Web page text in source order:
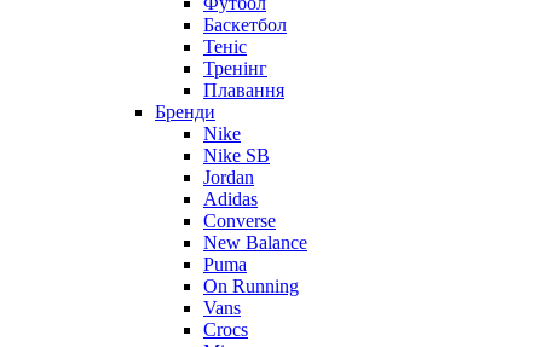
Баскетбол
Теніс
Тренінг
Плавання
Бренди
Nike
Nike SB
Jordan
Adidas
Converse
New Balance
Puma
On Running
Vans
Crocs